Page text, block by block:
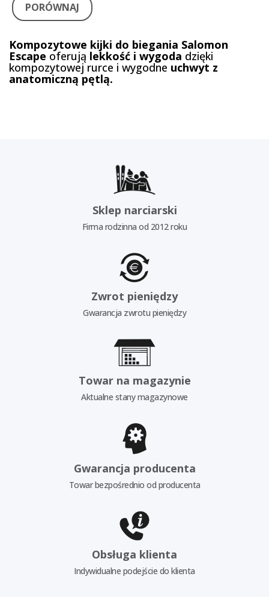
PORÓWNAJ
Kompozytowe kijki do biegania Salomon
Escape oferują lekkość i wygoda dzięki
kompozytowej rurce i wygodne uchwyt z
anatomiczną pętlą.
Sklep narciarski
Firma rodzinna od 2012 roku
Zwrot pieniędzy
Gwarancja zwrotu pieniędzy
Towar na magazynie
Aktualne stany magazynowe
Gwarancja producenta
Towar bezpośrednio od producenta
Obsługa klienta
Indywidualne podejście do klienta